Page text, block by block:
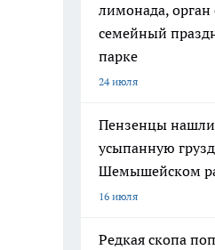
лимонада,
семейный
парке
24 июля
Пензенцы
усыпанную
Шемышейском
16 июля
Редкая скопа